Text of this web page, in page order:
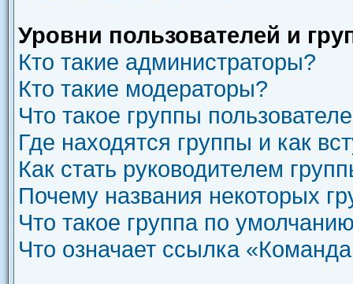
Уровни пользователей и
Кто такие администраторы?
Кто такие модераторы?
Что такое группы
Где находятся группы и как
Как стать руководителем
Почему названия некоторых
Что такое группа по
Что означает ссылка